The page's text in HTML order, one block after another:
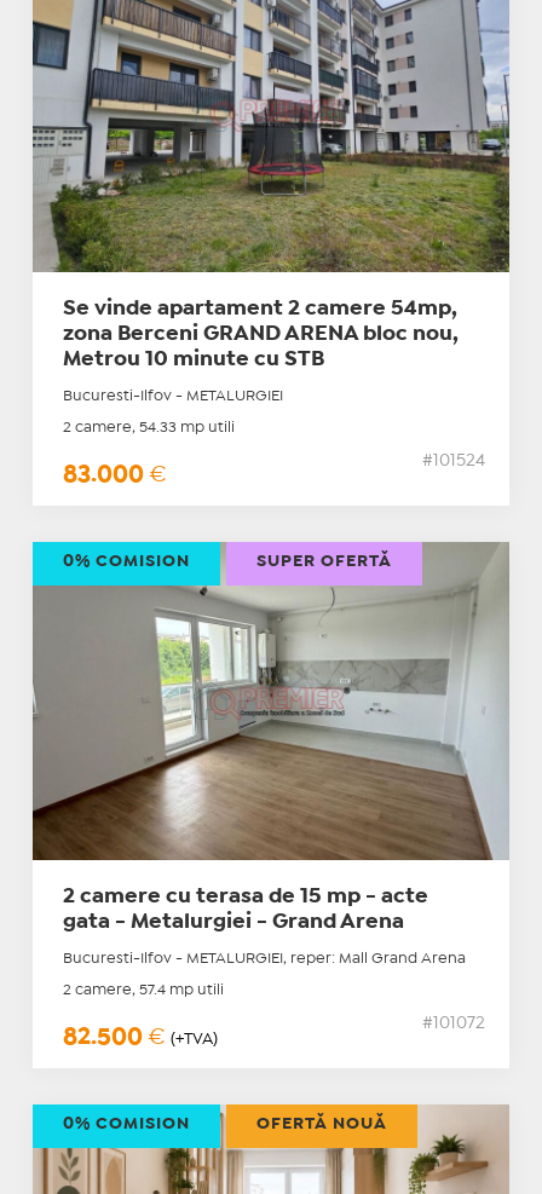
Se vinde apartament 2 camere 54mp,
zona Berceni GRAND ARENA bloc nou,
Metrou 10 minute cu STB
Bucuresti-Ilfov - METALURGIEI
2 camere, 54.33 mp utili
83.000 €
#101524
2 camere cu terasa de 15 mp - acte
gata - Metalurgiei - Grand Arena
Bucuresti-Ilfov - METALURGIEI, reper: Mall Grand Arena
2 camere, 57.4 mp utili
82.500 € (+TVA)
#101072
0% COMISION SUPER OFERTĂ
0% COMISION OFERTĂ NOUĂ